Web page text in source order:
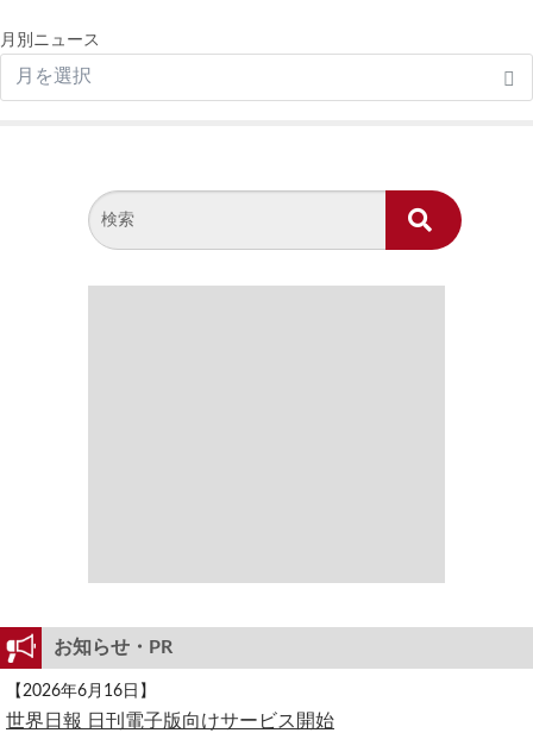
月別ニュース
お知らせ・PR
【2026年6月16日】
世界日報 日刊電子版向けサービス開始